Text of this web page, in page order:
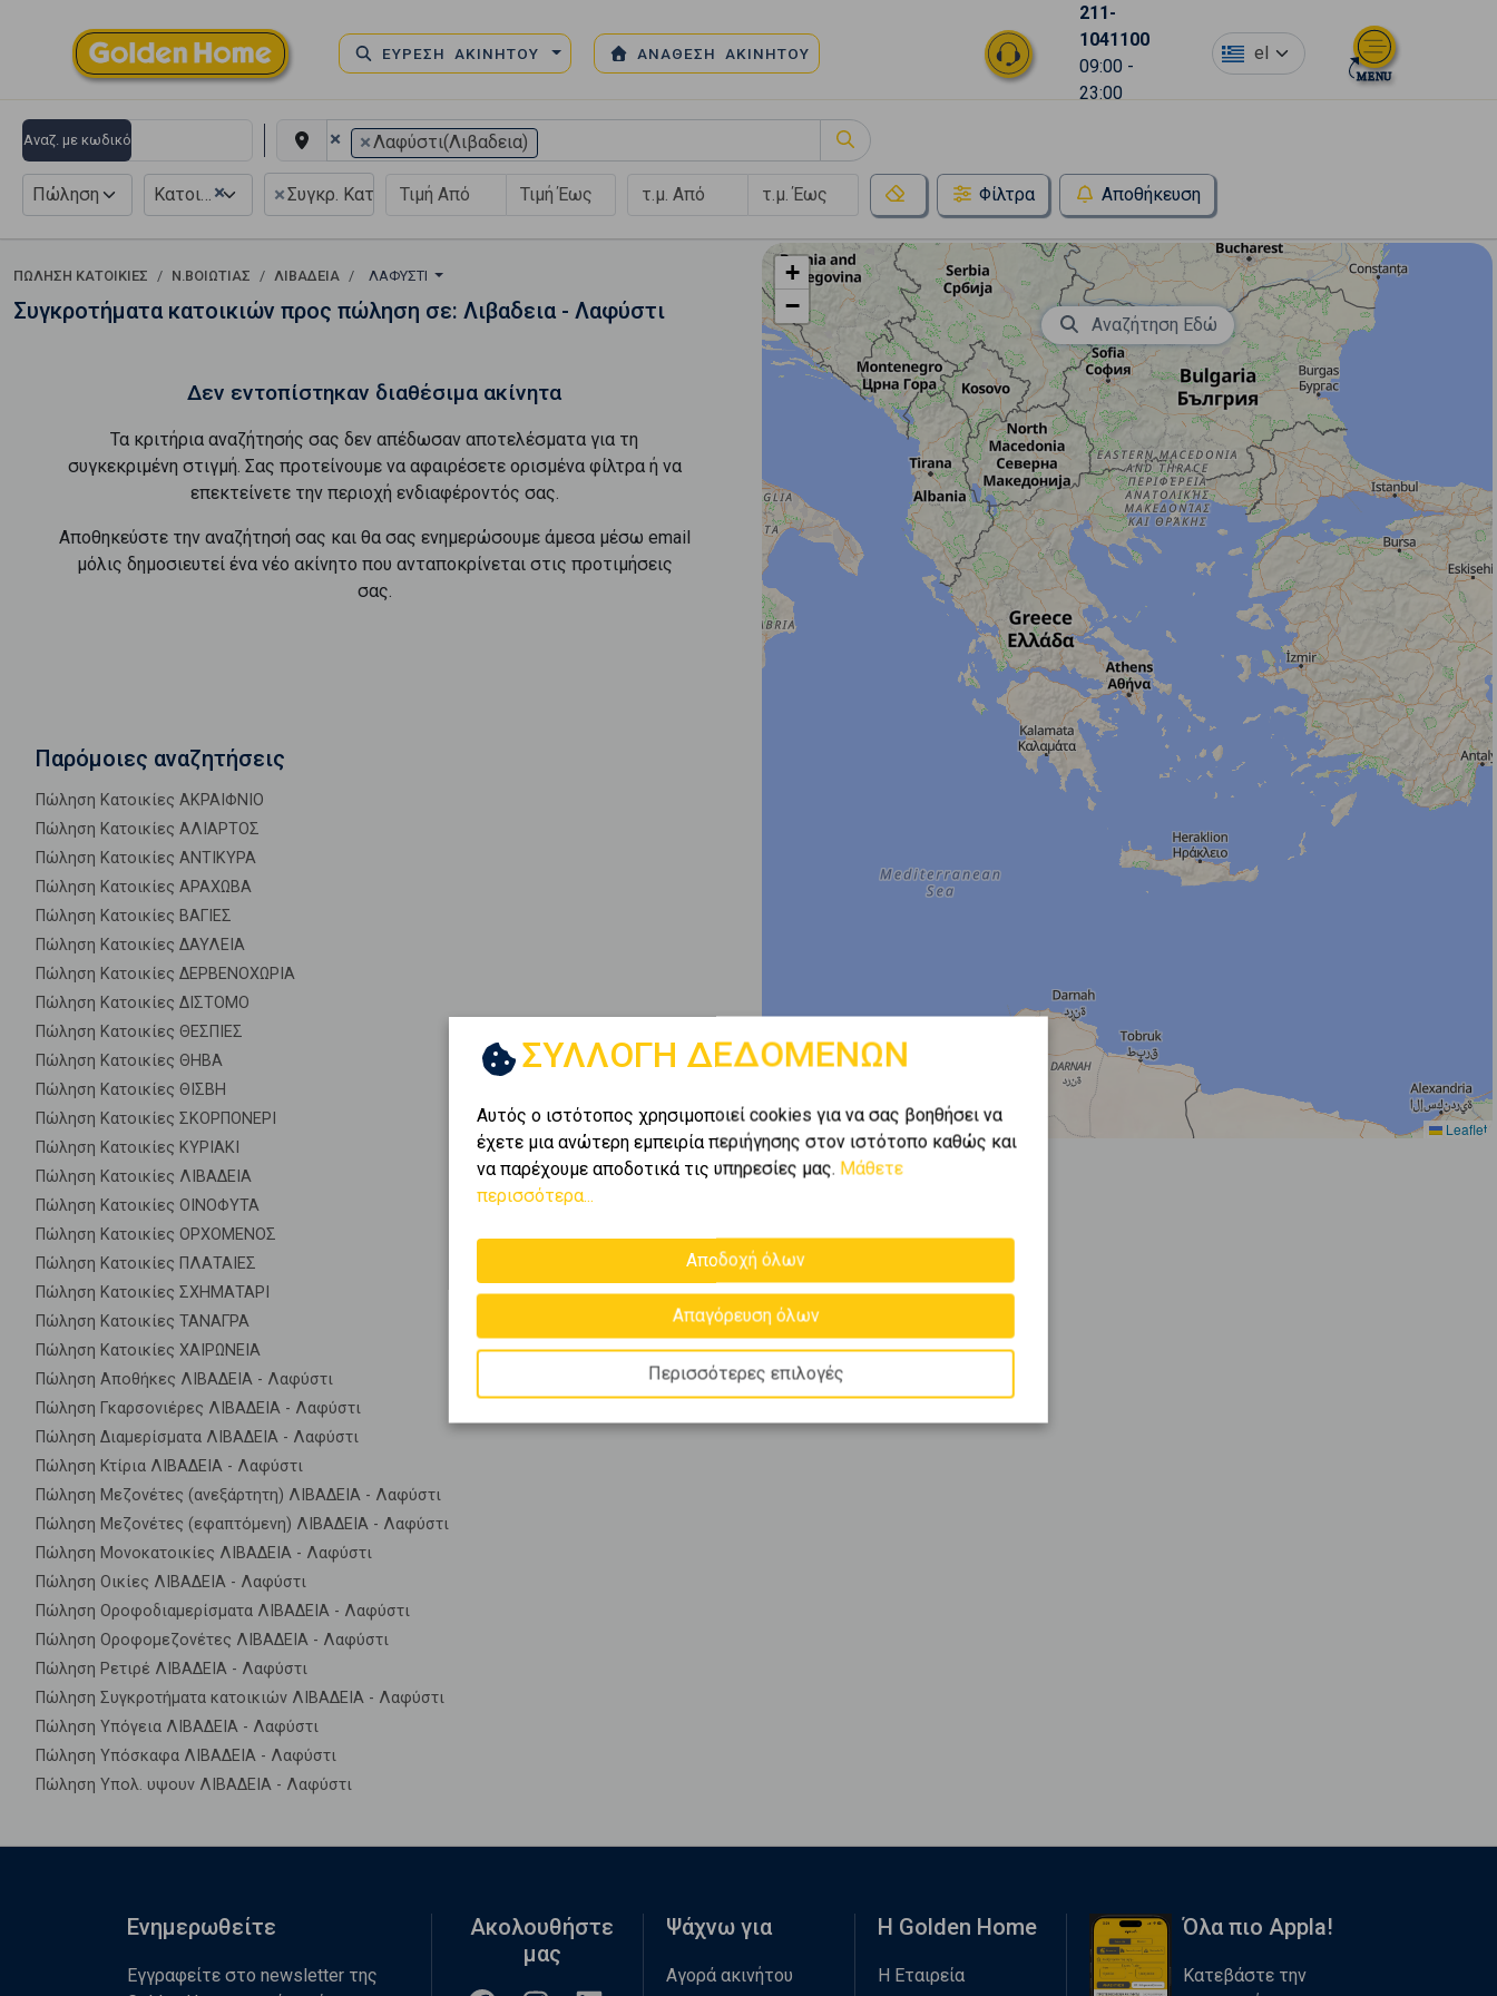
ΕΥΡΕΣΗ ΑΚΙΝΗΤΟΥ ΑΝΑΘΕΣΗ ΑΚΙΝΗΤΟΥ
211-
1041100
09:00 -
23:00
el
Αναζ. με κωδικό × ×Λαφύστι(Λιβαδεια)
Πώληση ×
Κατοικία ×Συγκρ. Κατοικιών Φίλτρα Αποθήκευση
ΠΏΛΗΣΗ ΚΑΤΟΙΚΊΕΣ Ν.ΒΟΙΩΤΙΑΣ ΛΙΒΑΔΕΙΑ ΛΑΦΎΣΤΙ
Συγκροτήματα κατοικιών προς πώληση σε: Λιβαδεια - Λαφύστι
Δεν εντοπίστηκαν διαθέσιμα ακίνητα
Τα κριτήρια αναζήτησής σας δεν απέδωσαν αποτελέσματα για τη
συγκεκριμένη στιγμή. Σας προτείνουμε να αφαιρέσετε ορισμένα φίλτρα ή να
επεκτείνετε την περιοχή ενδιαφέροντός σας.
Αποθηκεύστε την αναζήτησή σας και θα σας ενημερώσουμε άμεσα μέσω email
μόλις δημοσιευτεί ένα νέο ακίνητο που ανταποκρίνεται στις προτιμήσεις
σας.
Παρόμοιες αναζητήσεις
Πώληση Κατοικίες ΑΚΡΑΙΦΝΙΟ
Πώληση Κατοικίες ΑΛΙΑΡΤΟΣ
Πώληση Κατοικίες ΑΝΤΙΚΥΡΑ
Πώληση Κατοικίες ΑΡΑΧΩΒΑ
Πώληση Κατοικίες ΒΑΓΙΕΣ
Πώληση Κατοικίες ΔΑΥΛΕΙΑ
Πώληση Κατοικίες ΔΕΡΒΕΝΟΧΩΡΙΑ
Πώληση Κατοικίες ΔΙΣΤΟΜΟ
Πώληση Κατοικίες ΘΕΣΠΙΕΣ
Πώληση Κατοικίες ΘΗΒΑ
Πώληση Κατοικίες ΘΙΣΒΗ
Πώληση Κατοικίες ΣΚΟΡΠΟΝΕΡΙ
Πώληση Κατοικίες ΚΥΡΙΑΚΙ
Πώληση Κατοικίες ΛΙΒΑΔΕΙΑ
Πώληση Κατοικίες ΟΙΝΟΦΥΤΑ
Πώληση Κατοικίες ΟΡΧΟΜΕΝΟΣ
Πώληση Κατοικίες ΠΛΑΤΑΙΕΣ
Πώληση Κατοικίες ΣΧΗΜΑΤΑΡΙ
Πώληση Κατοικίες ΤΑΝΑΓΡΑ
Πώληση Κατοικίες ΧΑΙΡΩΝΕΙΑ
Πώληση Αποθήκες ΛΙΒΑΔΕΙΑ - Λαφύστι
Πώληση Γκαρσονιέρες ΛΙΒΑΔΕΙΑ - Λαφύστι
Πώληση Διαμερίσματα ΛΙΒΑΔΕΙΑ - Λαφύστι
Πώληση Κτίρια ΛΙΒΑΔΕΙΑ - Λαφύστι
Πώληση Μεζονέτες (ανεξάρτητη) ΛΙΒΑΔΕΙΑ - Λαφύστι
Πώληση Μεζονέτες (εφαπτόμενη) ΛΙΒΑΔΕΙΑ - Λαφύστι
Πώληση Μονοκατοικίες ΛΙΒΑΔΕΙΑ - Λαφύστι
Πώληση Οικίες ΛΙΒΑΔΕΙΑ - Λαφύστι
Πώληση Οροφοδιαμερίσματα ΛΙΒΑΔΕΙΑ - Λαφύστι
Πώληση Οροφομεζονέτες ΛΙΒΑΔΕΙΑ - Λαφύστι
Πώληση Ρετιρέ ΛΙΒΑΔΕΙΑ - Λαφύστι
Πώληση Συγκροτήματα κατοικιών ΛΙΒΑΔΕΙΑ - Λαφύστι
Πώληση Υπόγεια ΛΙΒΑΔΕΙΑ - Λαφύστι
Πώληση Υπόσκαφα ΛΙΒΑΔΕΙΑ - Λαφύστι
Πώληση Υπολ. υψουν ΛΙΒΑΔΕΙΑ - Λαφύστι
+
−
Leaflet
Αναζήτηση Εδώ
ΣΥΛΛΟΓΗ ΔΕΔΟΜΕΝΩΝ
Αυτός ο ιστότοπος χρησιμοποιεί cookies για να σας βοηθήσει να
έχετε μια ανώτερη εμπειρία περιήγησης στον ιστότοπο καθώς και
να παρέχουμε αποδοτικά τις υπηρεσίες μας. Μάθετε
περισσότερα...
Αποδοχή όλων
Απαγόρευση όλων
Περισσότερες επιλογές
Ενημερωθείτε
Εγγραφείτε στο newsletter της
Ακολουθήστε
μας
Ψάχνω για
Αγορά ακινήτου
Η Golden Home
Η Εταιρεία
Όλα πιο Appla!
Κατεβάστε την